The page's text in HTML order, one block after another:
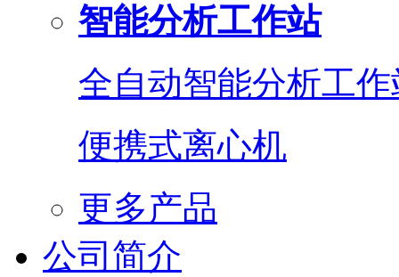
智能分析工作站
全自动智能分析工作
便携式离心机
更多产品
公司简介